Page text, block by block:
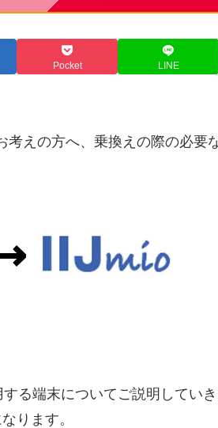
Pocket LINE
えの方へ、乗換えの際の必要
る端末についてご説明していき
ります。